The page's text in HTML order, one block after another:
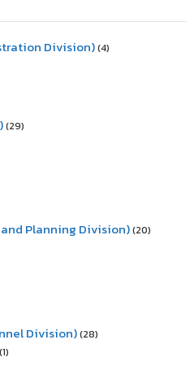
Division)(4)
(29)
Planning Division)(20)
Division)(28)